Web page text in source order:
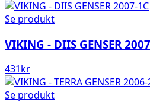
Se produkt
VIKING - DIIS GENSER
431kr
Se produkt